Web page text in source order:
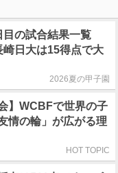
目の試合結果一覧
日大は15得点で大
2026夏の甲子園
】WCBFで世界の子
情の輪」が広がる理
HOT TOPIC